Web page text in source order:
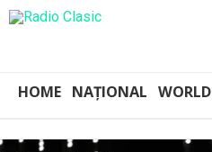
HOME NAȚIONAL WORLD